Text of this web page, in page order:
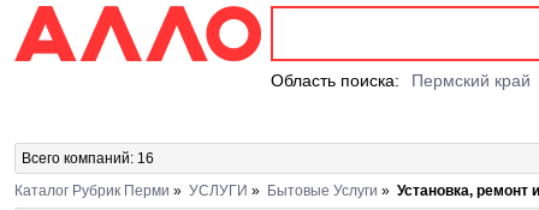
Область поиска: Пермский край
Всего компаний: 16
Каталог Рубрик Перми » УСЛУГИ » Бытовые Услуги » Установка, ремонт